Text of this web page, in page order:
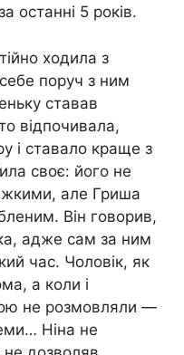
останні 5 років.
ходила з
поруч з ним
ставав
відпочивала,
і ставало краще з
своє: його не
але Гриша
Він говорив,
адже сам за ним
час. Чоловік, як
а коли і
не розмовляли —
Ніна не